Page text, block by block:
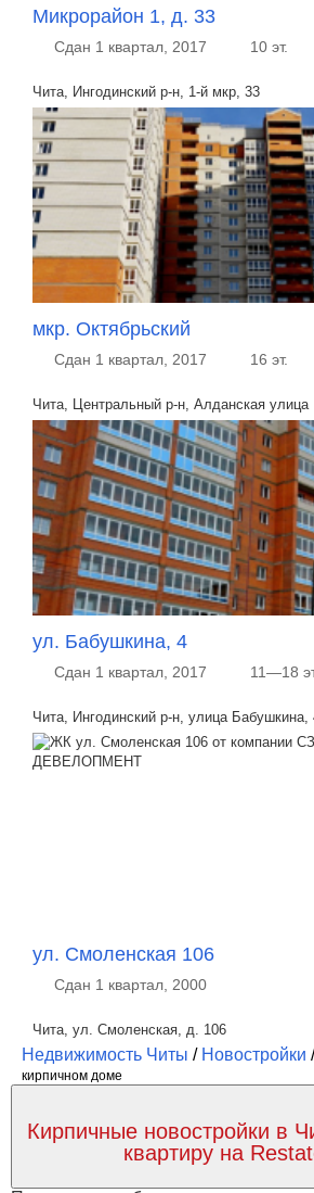
Микрорайон 1, д. 33
Сдан 1 квартал, 2017 10 эт.
Чита, Ингодинский р-н, 1-й мкр, 33
мкр. Октябрьский
Сдан 1 квартал, 2017 16 эт.
Чита, Центральный р-н, Алданская улица
ул. Бабушкина, 4
Сдан 1 квартал, 2017 11—18
Чита, Ингодинский р-н, улица Бабушкина,
ул. Смоленская 106
Сдан 1 квартал, 2000
Чита, ул. Смоленская, д. 106
Недвижимость Читы / Новостройки
кирпичном доме
Кирпичные новостройки в
квартиру на